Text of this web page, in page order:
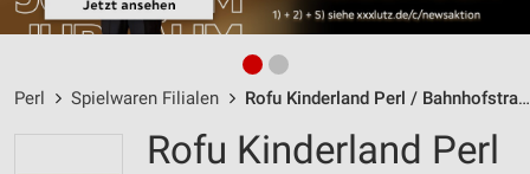
Perl Spielwaren Filialen Rofu Kinderland Perl / Bahnhofstraße 70 - Öffnungszeiten & Adresse
Rofu Kinderland Perl